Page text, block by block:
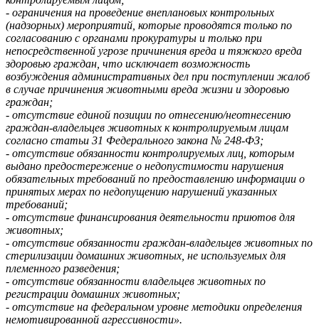
- ограничения на проведение внеплановых контрольных
(надзорных) мероприятий, которые проводятся только по
согласованию с органами прокуратуры и только при
непосредственной угрозе причинения вреда и тяжкого вреда
здоровью граждан, что исключает возможность
возбуждения административных дел при поступлении жалоб
в случае причинения животными вреда жизни и здоровью
граждан;
- отсутствие единой позиции по отнесению/неотнесению
граждан-владельцев животных к контролируемым лицам
согласно статьи 31 Федерального закона № 248-ФЗ;
- отсутствие обязанности контролируемых лиц, которым
выдано предостережение о недопустимости нарушения
обязательных требований по предоставлению информации о
принятых мерах по недопущению нарушений указанных
требований;
- отсутствие финансирования деятельности приютов для
животных;
- отсутствие обязанности граждан-владельцев животных по
стерилизации домашних животных, не используемых для
племенного разведения;
- отсутствие обязанности владельцев животных по
регистрации домашних животных;
- отсутствие на федеральном уровне методики определения
немотивированной агрессивности».